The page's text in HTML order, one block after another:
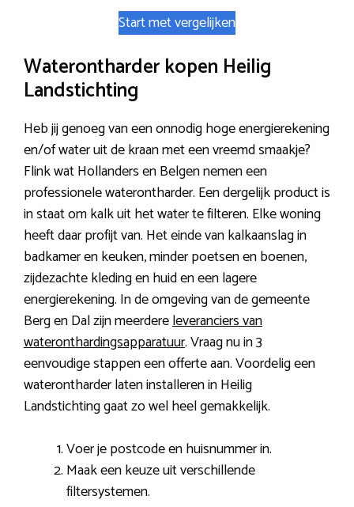
Start met vergelijken
Waterontharder kopen Heilig
Landstichting
Heb jij genoeg van een onnodig hoge energierekening
en/of water uit de kraan met een vreemd smaakje?
Flink wat Hollanders en Belgen nemen een
professionele waterontharder. Een dergelijk product is
in staat om kalk uit het water te filteren. Elke woning
heeft daar profijt van. Het einde van kalkaanslag in
badkamer en keuken, minder poetsen en boenen,
zijdezachte kleding en huid en een lagere
energierekening. In de omgeving van de gemeente
Berg en Dal zijn meerdereleveranciers van
wateronthardingsapparatuur. Vraag nu in 3
eenvoudige stappen een offerte aan. Voordelig een
waterontharder laten installeren in Heilig
Landstichting gaat zo wel heel gemakkelijk.
Voer je postcode en huisnummer in.
Maak een keuze uit verschillende
filtersystemen.